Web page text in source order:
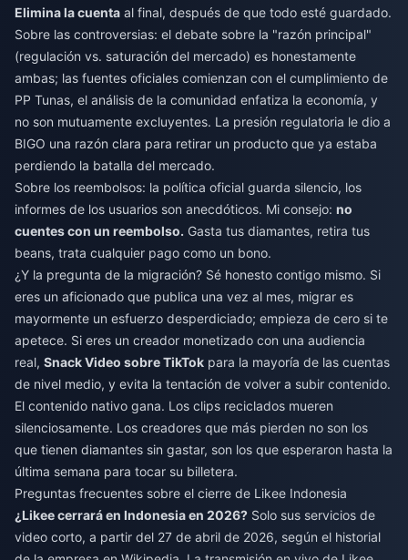
Elimina la cuenta al final, después de que todo esté guardado.
Sobre las controversias: el debate sobre la "razón principal"
(regulación vs. saturación del mercado) es honestamente
ambas; las fuentes oficiales comienzan con el cumplimiento de
PP Tunas, el análisis de la comunidad enfatiza la economía, y
no son mutuamente excluyentes. La presión regulatoria le dio a
BIGO una razón clara para retirar un producto que ya estaba
perdiendo la batalla del mercado.
Sobre los reembolsos: la política oficial guarda silencio, los
informes de los usuarios son anecdóticos. Mi consejo: no
cuentes con un reembolso. Gasta tus diamantes, retira tus
beans, trata cualquier pago como un bono.
¿Y la pregunta de la migración? Sé honesto contigo mismo. Si
eres un aficionado que publica una vez al mes, migrar es
mayormente un esfuerzo desperdiciado; empieza de cero si te
apetece. Si eres un creador monetizado con una audiencia
real, Snack Video sobre TikTok para la mayoría de las cuentas
de nivel medio, y evita la tentación de volver a subir contenido.
El contenido nativo gana. Los clips reciclados mueren
silenciosamente. Los creadores que más pierden no son los
que tienen diamantes sin gastar, son los que esperaron hasta la
última semana para tocar su billetera.
Preguntas frecuentes sobre el cierre de Likee Indonesia
¿Likee cerrará en Indonesia en 2026? Solo sus servicios de
video corto, a partir del 27 de abril de 2026, según el historial